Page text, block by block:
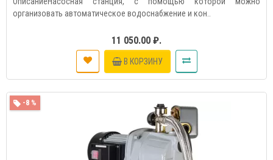
организовать автоматическое водоснабжение и кон..
11 050.00 ₽.
В КОРЗИНУ
-8 %